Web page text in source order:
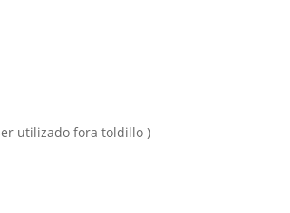
utilizado fora toldillo )